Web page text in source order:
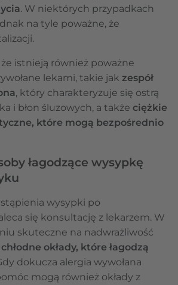
. W niektórych przypadkach
na tyle poważne, że
istnieją również poważne
lekami, takie jak zespół
, który charakteryzuje się ostrą
i błon śluzowych, a także ciężkie
które mogą bezpośrednio
łagodzące wysypkę
wysypki po
się konsultację z lekarzem. W
skuteczne na nadwrażliwość
chłodne okłady, które łagodzą
dokucza alergia wywołana
mogą również okłady z